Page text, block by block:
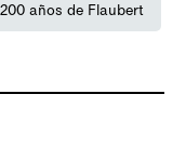
200 años de Flaubert